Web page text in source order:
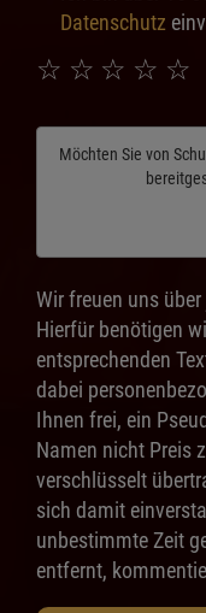
Datenschutz
☆
☆
☆
☆
☆
Möchten Sie von
Wir freuen uns
Hierfür benötigen
entsprechenden
dabei
Ihnen frei, ein
Namen nicht Preis
verschlüsselt
sich damit
unbestimmte Zeit
entfernt,